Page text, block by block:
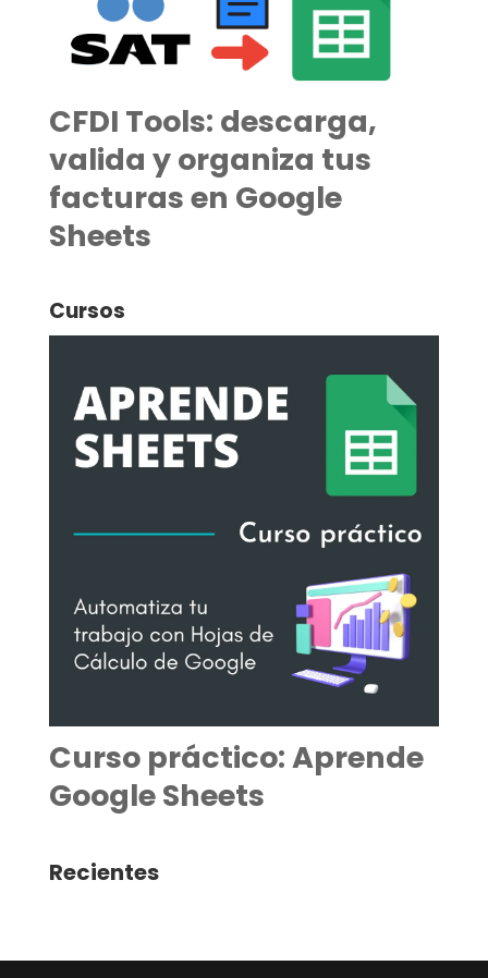
CFDI Tools: descarga,
valida y organiza tus
facturas en Google
Sheets
Cursos
Curso práctico: Aprende
Google Sheets
Recientes